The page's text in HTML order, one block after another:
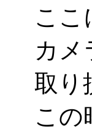
ここ
カメ
取り
この